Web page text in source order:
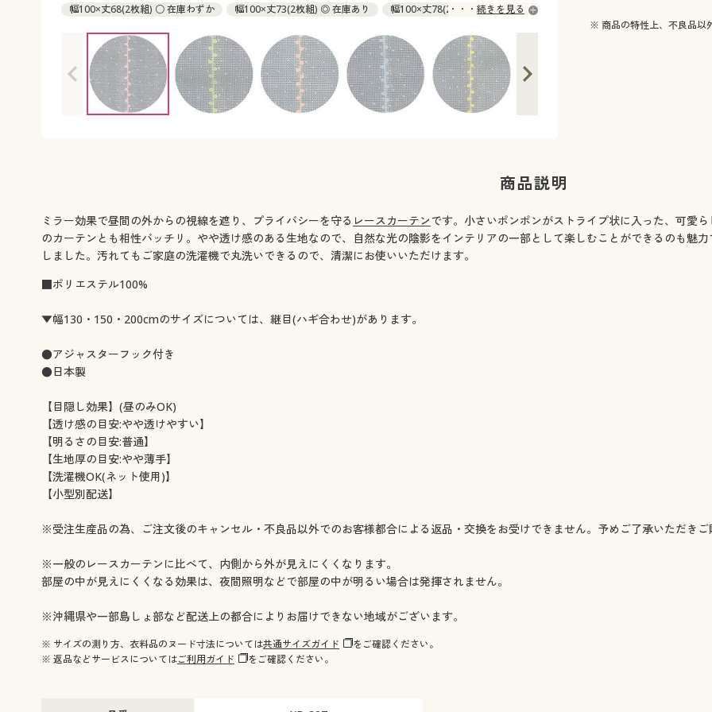
幅100×丈68(2枚組) ○ 在庫わずか 幅100×丈73(2枚組) ◎ 在庫あり
幅100×丈78(2枚組) ◎ 在庫あり
幅100×丈93(2枚組) ○ 在庫わずか
幅100×丈98(2枚組) ◎ 在庫あり
幅100×丈103(2枚組) ◎ 在庫あり
幅100×丈108(2枚組) ◎ 在庫あり
幅100×丈113(2枚組) ◎ 在庫あり
幅100×丈118(2枚組) ◎ 在庫あり
幅100×丈123(2枚組) ◎ 在庫あり
幅100×丈128(2枚組) ◎ 在庫あり
幅100×丈133(2枚組) ○ 在庫わずか
幅100×丈198(2枚組) ◎ 在庫あり
幅100×丈203(2枚組) ◎ 在庫あり
幅100×丈208(2枚組) ○ 在庫わずか
幅100×丈213(2枚組) ◎ 在庫あり
幅100×丈218(2枚組) ◎ 在庫あり
幅100×丈223(2枚組) ◎ 在庫あり
幅100×丈228(2枚組) ◎ 在庫あり
幅100×丈248(2枚組) ○ 在庫わずか
幅100×丈253(2枚組) ○ 在庫わずか
幅130×丈108(2枚組) ○ 在庫わずか
幅130×丈133(2枚組) ○ 在庫わずか
幅130×丈183(2枚組) ◎ 在庫あり
幅130×丈193(2枚組) ○ 在庫わずか
幅130×丈208(2枚組) ◎ 在庫あり
幅130×丈218(2枚組) ○ 在庫わずか
幅130×丈228(2枚組) ○ 在庫わずか
幅130×丈248(2枚組) ○ 在庫わずか
幅150×丈88(2枚組) ◎ 在庫あり
幅150×丈98(2枚組) ○ 在庫わずか
幅150×丈108(2枚組) ○ 在庫わずか
幅150×丈118(2枚組) ◎ 在庫あり
幅150×丈133(2枚組) ◎ 在庫あり
幅150×丈148(2枚組) ○ 在庫わずか
幅150×丈168(2枚組) ◎ 在庫あり
幅150×丈176(2枚組) ◎ 在庫あり
幅150×丈193(2枚組) ○ 在庫わずか
幅150×丈198(2枚組) ◎ 在庫あり
幅150×丈213(2枚組) ◎ 在庫あり
幅150×丈218(2枚組) ◎ 在庫あり
幅150×丈223(2枚組) ◎ 在庫あり
幅150×丈228(2枚組) ◎ 在庫あり
続きを見る
※ 商品の特性上、不良品以
商品説明
ミラー効果で昼間の外からの視線を遮り、プライバシーを守る レースカーテンです。小さいポンポンがストライプ状に入った、可愛
のカーテンとも相性バッチリ。やや透け感のある生地なので、自然な光の陰影をインテリアの一部として楽しむことができるのも魅
しました。汚れてもご家庭の洗濯機で丸洗いできるので、清潔にお使いいただけます。
■ポリエステル100%
▼幅130・150・200cmのサイズについては、継目(ハギ合わせ)があります。
●アジャスターフック付き
●日本製
【目隠し効果】(昼のみOK)
【透け感の目安:やや透けやすい】
【明るさの目安:普通】
【生地厚の目安:やや薄手】
【洗濯機OK(ネット使用)】
【小型別配送】
※受注生産品の為、ご注文後のキャンセル・不良品以外でのお客様都合による返品・交換をお受けできません。予めご了承いただきご
※一般のレースカーテンに比べて、内側から外が見えにくくなります。
部屋の中が見えにくくなる効果は、夜間照明などで部屋の中が明るい場合は発揮されません。
※沖縄県や一部島しょ部など配送上の都合によりお届けできない地域がございます。
※ サイズの測り方、衣料品のヌード寸法については共通サイズガイド
をご確認ください。
※ 返品などサービスについてはご利用ガイド をご確認ください。